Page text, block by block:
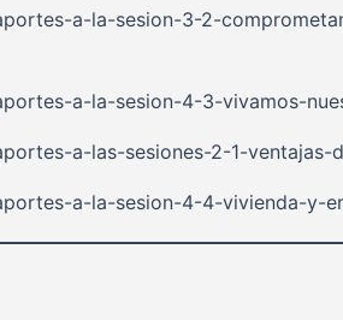
a-la-sesion-3-2-
a-la-sesion-4-3-vivamos-
a-las-sesiones-2-1-
a-la-sesion-4-4-vivienda-y-